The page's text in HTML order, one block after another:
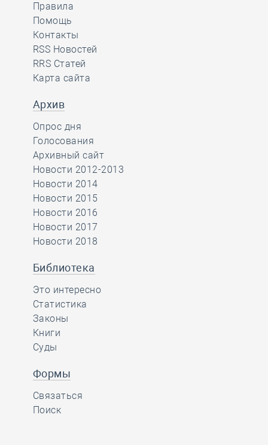
Правила
Помощь
Контакты
RSS Новостей
RRS Статей
Карта сайта
Архив
Опрос дня
Голосования
Архивный сайт
Новости 2012-2013
Новости 2014
Новости 2015
Новости 2016
Новости 2017
Новости 2018
Библиотека
Это интересно
Статистика
Законы
Книги
Суды
Формы
Связаться
Поиск